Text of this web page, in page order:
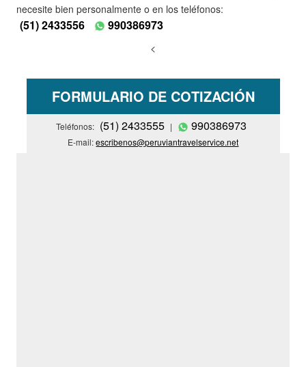
necesite bien personalmente o en los teléfonos:
(51) 2433556 990386973
<
FORMULARIO DE COTIZACIÓN
Teléfonos: (51) 2433555 | 990386973
E-mail:escribenos@peruviantravelservice.net